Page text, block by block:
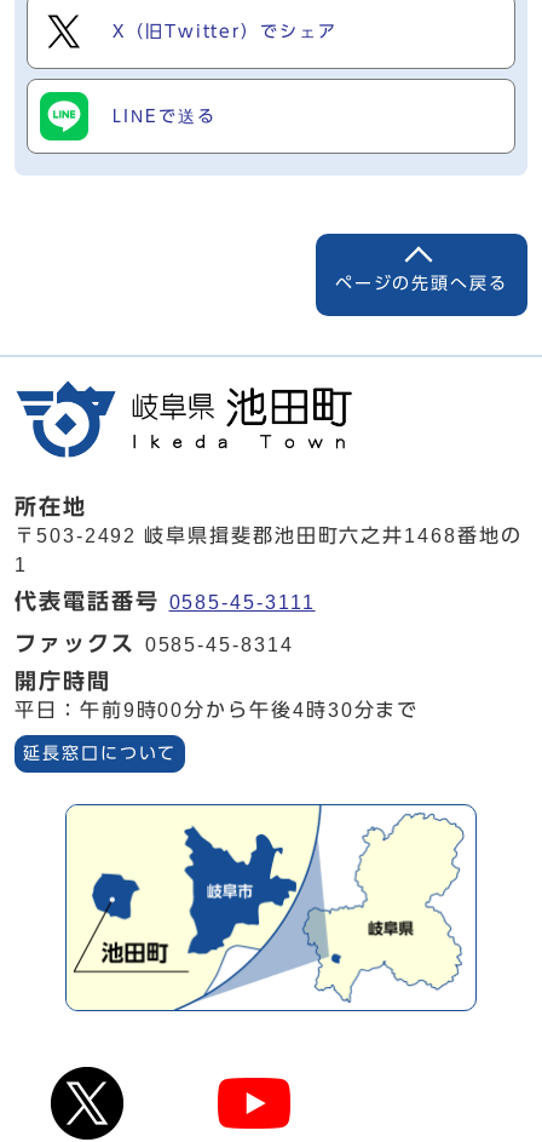
X（旧Twitter）でシェア
LINEで送る
ページの先頭へ戻る
所在地
〒503-2492 岐阜県揖斐郡池田町六之井1468番地の
1
代表電話番号 0585-45-3111
ファックス 0585-45-8314
開庁時間
平日：午前9時00分から午後4時30分まで
延長窓口について